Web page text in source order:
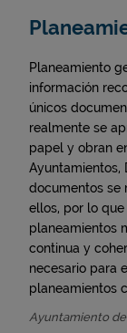
Planeamiento
información
únicos
realmente se
papel y obran
Ayuntamientos,
documentos se
ellos, por lo
planeamientos
continua y
necesario para
planeamientos
Ayuntamiento